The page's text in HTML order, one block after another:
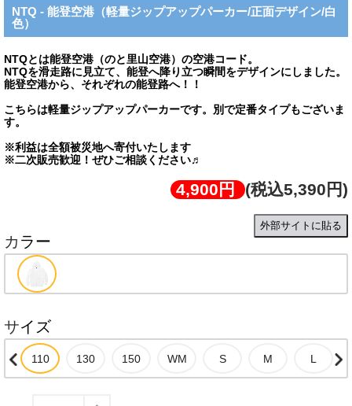
NTQ - 能登空港（軽量ジップアップパーカー/正面デザイン/白
色）
NTQとは能登空港（のと里山空港）の空港コード。
NTQを滑走路に見立て、能登へ降り立つ瞬間をデザインにしました。
能登空港から、それぞれの能登路へ！！
こちらは軽量ジップアップパーカーです。別で定番タイプもございま
す。
※利益は全額被災地へ寄付いたします
※二次販売歓迎！ぜひご相談ください♬
4,900円 (税込5,390円)
外部サイトに貼る
カラー
サイズ